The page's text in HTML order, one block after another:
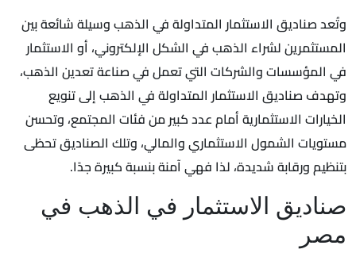
وتُعد صناديق الاستثمار المتداولة في الذهب وسيلة شائعة بين
المستثمرين لشراء الذهب في الشكل الإلكتروني، أو الاستثمار
في المؤسسات والشركات التي تعمل في صناعة تعدين الذهب،
وتهدف صناديق الاستثمار المتداولة في الذهب إلى تنويع
الخيارات الاستثمارية أمام عدد كبير من فئات المجتمع، وتحسن
مستويات الشمول الاستثماري والمالي، وتلك الصناديق تحظى
بتنظيم ورقابة شديدة، لذا فهي آمنة بنسبة كبيرة جدًا.
صناديق الاستثمار في الذهب في
مصر